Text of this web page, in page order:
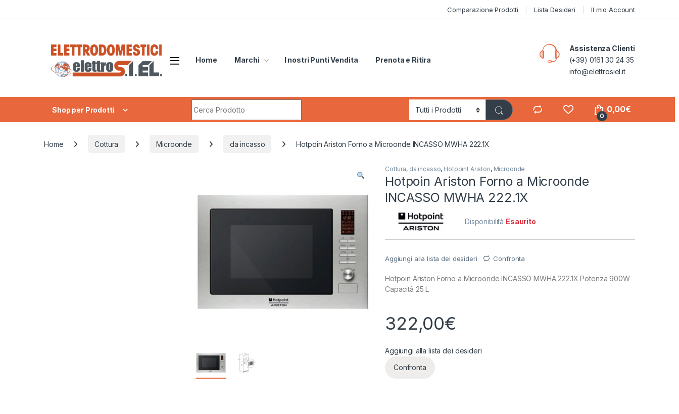
Comparazione Prodotti Lista Desideri Il mio Account
Home Marchi I nostri Punti Vendita Prenota e Ritira
Assistenza Clienti
(+39) 0161 30 24 35
info@elettrosiel.it
Shop per Prodotti
0
0,00€
Home Cottura Microonde da incasso Hotpoin Ariston Forno a Microonde INCASSO MWHA 222.1X
Cottura, da incasso, Hotpoint Ariston, Microonde
Hotpoin Ariston Forno a Microonde
INCASSO MWHA 222.1X
Disponibilità Esaurito
Aggiungi alla lista dei desideri Confronta
Hotpoin Ariston Forno a Microonde INCASSO MWHA 222.1X Potenza 900W
Capacità 25 L
322,00€
Aggiungi alla lista dei desideri
Confronta